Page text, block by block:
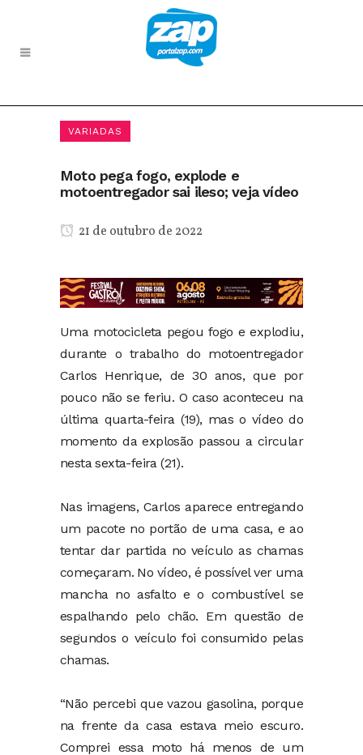
VARIADAS
Moto pega fogo, explode e
motoentregador sai ileso; veja vídeo
21 de outubro de 2022
Uma motocicleta pegou fogo e explodiu,
durante o trabalho do motoentregador
Carlos Henrique, de 30 anos, que por
pouco não se feriu. O caso aconteceu na
última quarta-feira (19), mas o vídeo do
momento da explosão passou a circular
nesta sexta-feira (21).
Nas imagens, Carlos aparece entregando
um pacote no portão de uma casa, e ao
tentar dar partida no veículo as chamas
começaram. No vídeo, é possível ver uma
mancha no asfalto e o combustível se
espalhando pelo chão. Em questão de
segundos o veículo foi consumido pelas
chamas.
“Não percebi que vazou gasolina, porque
na frente da casa estava meio escuro.
Comprei essa moto há menos de um